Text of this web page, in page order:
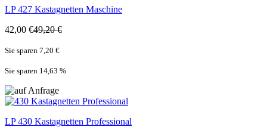
LP427 Kastagnetten Maschine
42,00 €49,20 €
Sie sparen 7,20 €
Sie sparen 14,63 %
LP430 Kastagnetten Professional